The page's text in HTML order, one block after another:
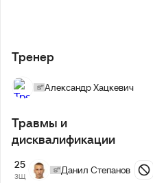
Тренер
Александр Хацкевич
Травмы и
дисквалификации
25
ЗЩ
Данил Степанов